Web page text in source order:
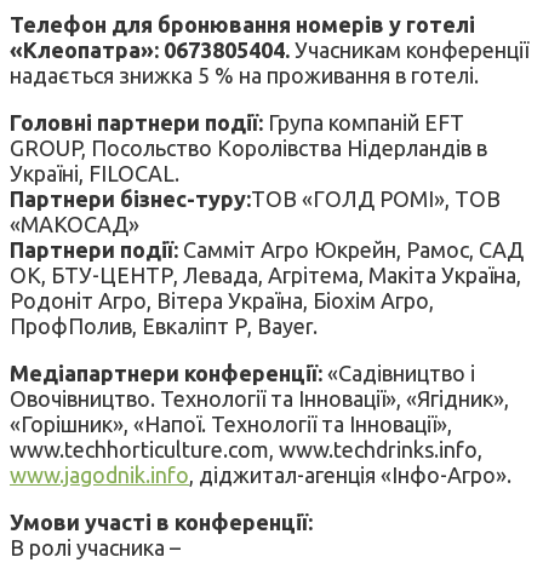
Телефон для бронювання номерів у готелі
«Клеопатра»: 0673805404. Учасникам конференції
надається знижка 5 % на проживання в готелі.
Головні партнери події: Група компаній EFT
GROUP, Посольство Королівства Нідерландів в
Україні, FILOCAL.
Партнери бізнес-туру:ТОВ «ГОЛД РОМІ», ТОВ
«МАКОСАД»
Партнери події: Самміт Агро Юкрейн, Рамос, САД
ОК, БТУ-ЦЕНТР, Левада, Агрітема, Макіта Україна,
Родоніт Агро, Вітера Україна, Біохім Агро,
ПрофПолив, Евкаліпт Р, Bayer.
Медіапартнери конференції: «Садівництво і
Овочівництво. Технології та Інновації», «Ягідник»,
«Горішник», «Напої. Технології та Інновації»,
www.techhorticulture.com, www.techdrinks.info,
www.jagodnik.info , діджитал-агенція «Інфо-Агро».
Умови участі в конференції:
В ролі учасника –